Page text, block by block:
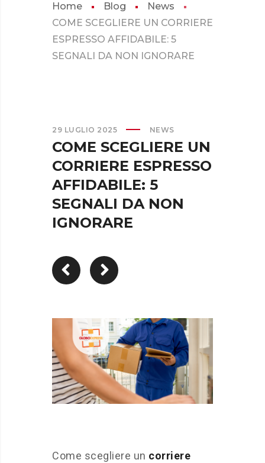
Home Blog
News
COME SCEGLIERE UN CORRIERE
ESPRESSO AFFIDABILE: 5
SEGNALI DA NON IGNORARE
29 LUGLIO 2025 NEWS
COME SCEGLIERE UN
CORRIERE ESPRESSO
AFFIDABILE: 5
SEGNALI DA NON
IGNORARE
Come scegliere un corriere